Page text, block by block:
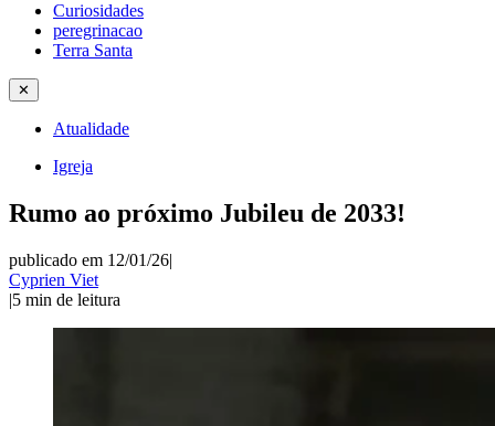
Curiosidades
peregrinacao
Terra Santa
✕
Atualidade
Igreja
Rumo ao próximo Jubileu de 2033!
publicado em 12/01/26|
Cyprien Viet
|5 min de leitura